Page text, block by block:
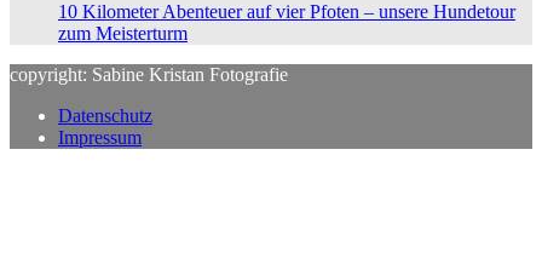
10 Kilometer Abenteuer auf vier Pfoten – unsere Hundetour
zum Meisterturm
copyright: Sabine Kristan Fotografie
Datenschutz
Impressum